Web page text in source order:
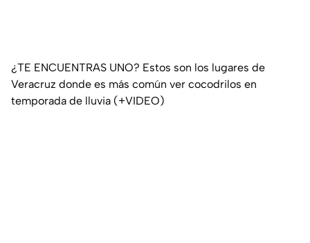
¿TE ENCUENTRAS UNO? Estos son los lugares de
Veracruz donde es más común ver cocodrilos en
temporada de lluvia (+VIDEO)